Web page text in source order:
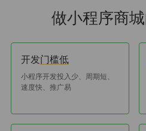
做小程序商
开发门槛低
小程序开发投入少、周期短、
速度快、推广易